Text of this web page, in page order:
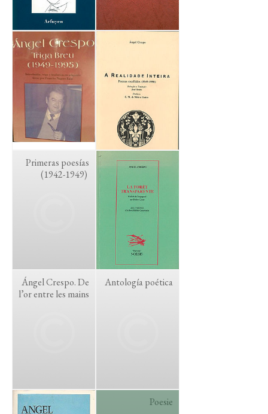
Primeras poesías
(1942-1949)
Ángel Crespo. De
l’or entre les mains
Antología poética
Poesie